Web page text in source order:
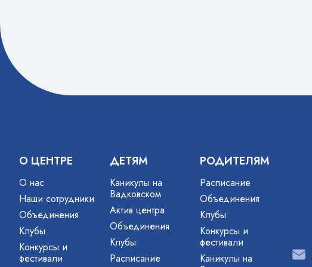
О ЦЕНТРЕ
О нас
Наши сотрудники
Объединения
Клубы
Конкурсы и
фестивали
ДЕТЯМ
Каникулы на
Вадковском
Актив центра
Объединения
Клубы
Расписание
РОДИТЕЛЯМ
Расписание
Объединения
Клубы
Конкурсы и
фестивали
Каникулы на